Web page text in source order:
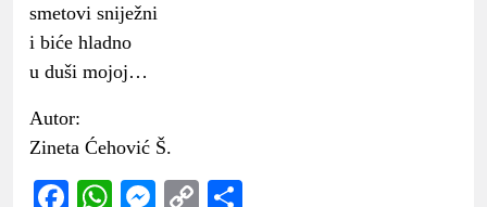
smetovi sniježni
i biće hladno
u duši mojoj…
Autor:
Zineta Ćehović Š.
Facebook
WhatsApp
Messenger
Copy